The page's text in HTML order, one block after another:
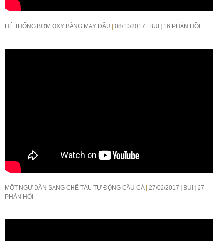
HỆ THỐNG BƠM OXY BẰNG MÁY DẦU 08/10/2017 BUI 16 PHẢN HỒI
MỘT NGƯ DÂN SÁNG CHẾ TÀU TỰ ĐỘNG CÂU CÁ 27/02/2017 BUI
27
PHẢN HỒI